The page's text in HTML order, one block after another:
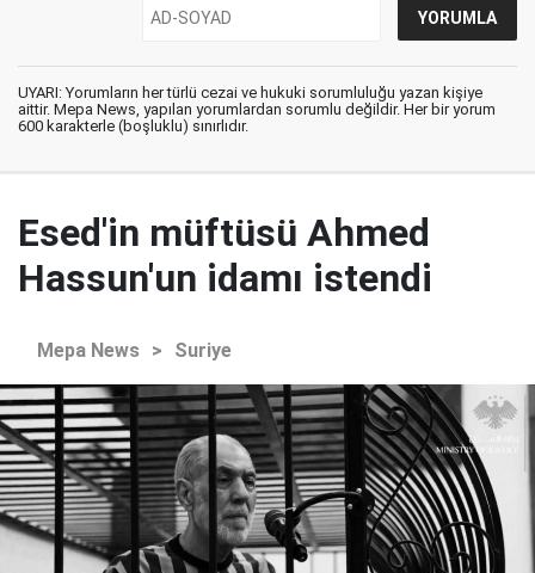
UYARI: Yorumların her türlü cezai ve hukuki sorumluluğu yazan kişiye
aittir. Mepa News, yapılan yorumlardan sorumlu değildir. Her bir yorum
600 karakterle (boşluklu) sınırlıdır.
Esed'in müftüsü Ahmed
Hassun'un idamı istendi
Mepa News > Suriye